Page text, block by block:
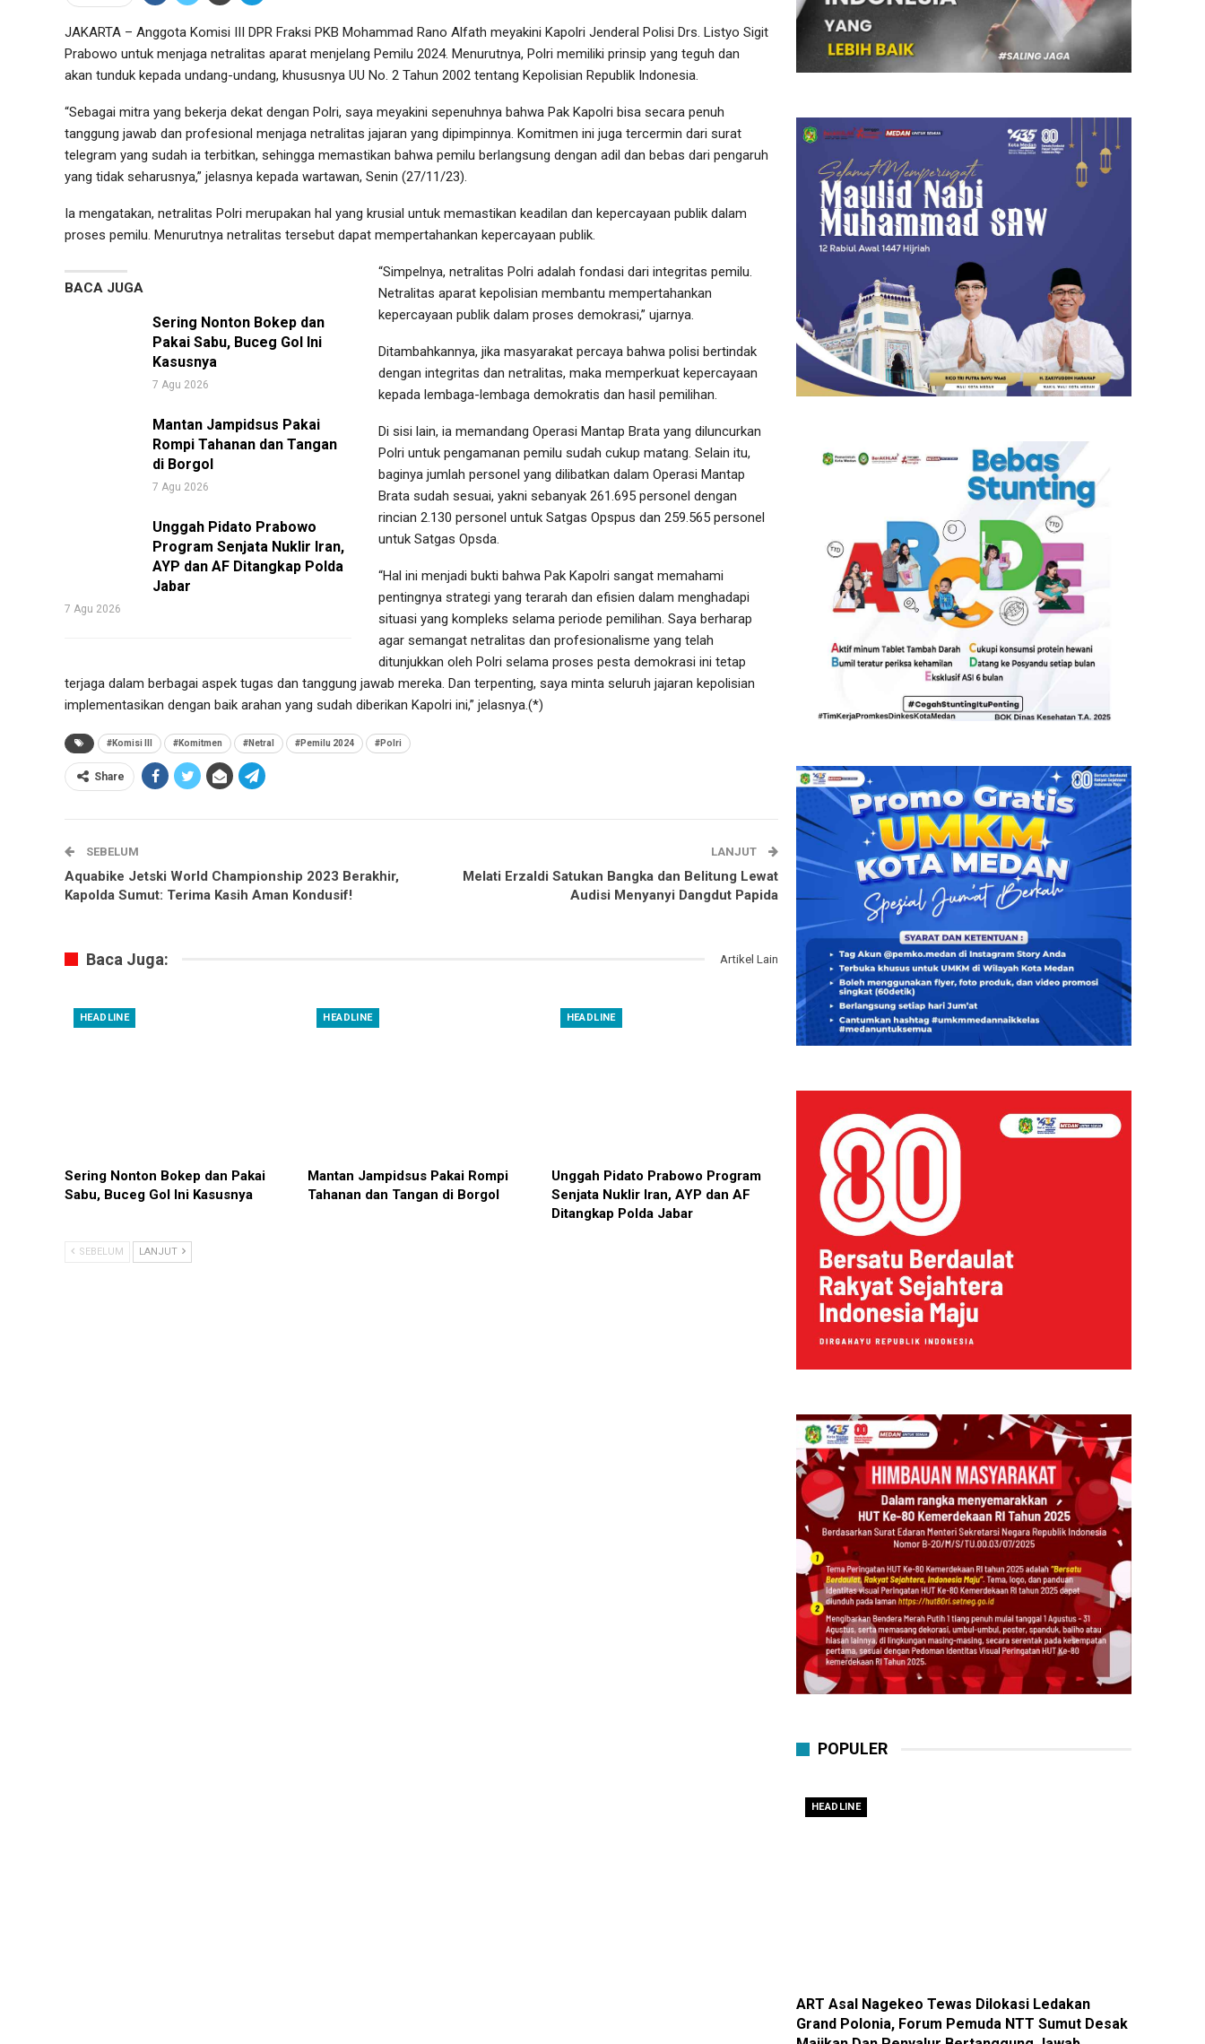
JAKARTA – Anggota Komisi III DPR Fraksi PKB Mohammad Rano Alfath meyakini Kapolri Jenderal Polisi Drs. Listyo Sigit
Prabowo untuk menjaga netralitas aparat menjelang Pemilu 2024. Menurutnya, Polri memiliki prinsip yang teguh dan
akan tunduk kepada undang-undang, khususnya UU No. 2 Tahun 2002 tentang Kepolisian Republik Indonesia.
“Sebagai mitra yang bekerja dekat dengan Polri, saya meyakini sepenuhnya bahwa Pak Kapolri bisa secara penuh
tanggung jawab dan profesional menjaga netralitas jajaran yang dipimpinnya. Komitmen ini juga tercermin dari surat
telegram yang sudah ia terbitkan, sehingga memastikan bahwa pemilu berlangsung dengan adil dan bebas dari pengaruh
yang tidak seharusnya,” jelasnya kepada wartawan, Senin (27/11/23).
Ia mengatakan, netralitas Polri merupakan hal yang krusial untuk memastikan keadilan dan kepercayaan publik dalam
proses pemilu. Menurutnya netralitas tersebut dapat mempertahankan kepercayaan publik.
BACA JUGA
Sering Nonton Bokep dan
Pakai Sabu, Buceg Gol Ini
Kasusnya
7 Agu 2026
Mantan Jampidsus Pakai
Rompi Tahanan dan Tangan
di Borgol
7 Agu 2026
Unggah Pidato Prabowo
Program Senjata Nuklir Iran,
AYP dan AF Ditangkap Polda
Jabar
7 Agu 2026
“Simpelnya, netralitas Polri adalah fondasi dari integritas pemilu.
Netralitas aparat kepolisian membantu mempertahankan
kepercayaan publik dalam proses demokrasi,” ujarnya.
Ditambahkannya, jika masyarakat percaya bahwa polisi bertindak
dengan integritas dan netralitas, maka memperkuat kepercayaan
kepada lembaga-lembaga demokratis dan hasil pemilihan.
Di sisi lain, ia memandang Operasi Mantap Brata yang diluncurkan
Polri untuk pengamanan pemilu sudah cukup matang. Selain itu,
baginya jumlah personel yang dilibatkan dalam Operasi Mantap
Brata sudah sesuai, yakni sebanyak 261.695 personel dengan
rincian 2.130 personel untuk Satgas Opspus dan 259.565 personel
untuk Satgas Opsda.
“Hal ini menjadi bukti bahwa Pak Kapolri sangat memahami
pentingnya strategi yang terarah dan efisien dalam menghadapi
situasi yang kompleks selama periode pemilihan. Saya berharap
agar semangat netralitas dan profesionalisme yang telah
ditunjukkan oleh Polri selama proses pesta demokrasi ini tetap
terjaga dalam berbagai aspek tugas dan tanggung jawab mereka. Dan terpenting, saya minta seluruh jajaran kepolisian
implementasikan dengan baik arahan yang sudah diberikan Kapolri ini,” jelasnya.(*)
#Komisi III #Komitmen #Netral #Pemilu 2024 #Polri
Share
SEBELUM
Aquabike Jetski World Championship 2023 Berakhir,
Kapolda Sumut: Terima Kasih Aman Kondusif!
LANJUT
Melati Erzaldi Satukan Bangka dan Belitung Lewat
Audisi Menyanyi Dangdut Papida
Baca Juga: Artikel Lain
HEADLINE
Sering Nonton Bokep dan Pakai
Sabu, Buceg Gol Ini Kasusnya
HEADLINE
Mantan Jampidsus Pakai Rompi
Tahanan dan Tangan di Borgol
HEADLINE
Unggah Pidato Prabowo Program
Senjata Nuklir Iran, AYP dan AF
Ditangkap Polda Jabar
SEBELUM LANJUT
POPULER
HEADLINE
ART Asal Nagekeo Tewas Dilokasi Ledakan
Grand Polonia, Forum Pemuda NTT Sumut Desak